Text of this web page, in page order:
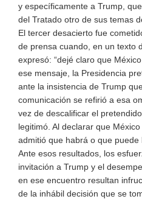
y específicamente a Trump,
del Tratado otro de sus temas
El tercer desacierto fue
de prensa cuando, en un texto
expresó: “dejé claro que
ese mensaje, la Presidencia
ante la insistencia de Trump
comunicación se refirió a esa
vez de descalificar el
legitimó. Al declarar que
admitió que habrá o que puede
Ante esos resultados, los
invitación a Trump y el
en ese encuentro resultan
de la inhábil decisión que se